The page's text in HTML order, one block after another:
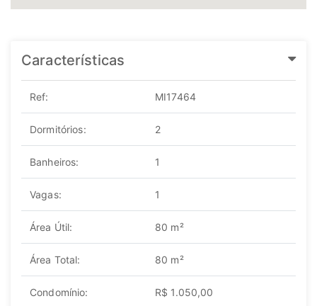
Características
Ref: MI17464
Dormitórios: 2
Banheiros: 1
Vagas: 1
Área Útil: 80 m²
Área Total: 80 m²
Condomínio: R$ 1.050,00